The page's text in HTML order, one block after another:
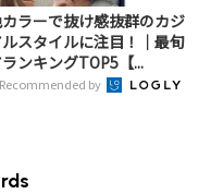
ラーで抜け感抜群のカジ
ルスタイルに注目！｜最旬
ンキングTOP5【...
Recommended by